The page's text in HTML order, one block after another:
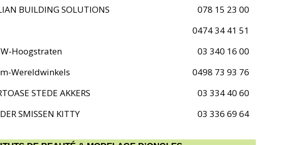
BUILDING SOLUTIONS
078 15 23 00
0474 34 41 51
Hoogstraten
03 340 16 00
Wereldwinkels
0498 73 93 76
STEDE AKKERS
03 334 40 60
SMISSEN KITTY
03 336 69 64